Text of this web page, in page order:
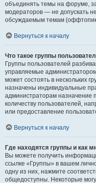
объединять темы на форуме,
модераторов — не допускать
обсуждаемым темам
Вернуться к началу
Что такое группы
Группы пользователей
управляемые
может состоять в нескольких
назначены индивидуальные
администраторам назначение
количеству пользователей,
или предоставление
Вернуться к началу
Где находятся группы и как
Вы можете получить
ссылке «Группы» в вашем
одну из них, нажмите
общедоступны. Некоторые